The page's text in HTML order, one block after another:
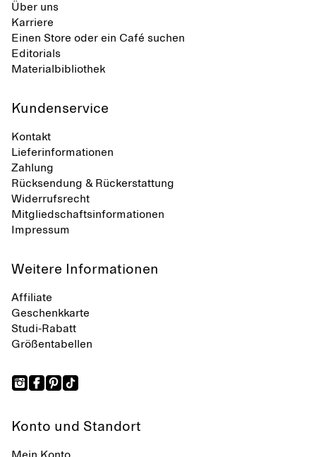
Über uns
Karriere
Einen Store oder ein Café suchen
Editorials
Materialbibliothek
Kundenservice
Kontakt
Lieferinformationen
Zahlung
Rücksendung & Rückerstattung
Widerrufsrecht
Mitgliedschaftsinformationen
Impressum
Weitere Informationen
Affiliate
Geschenkkarte
Studi-Rabatt
Größentabellen
Konto und Standort